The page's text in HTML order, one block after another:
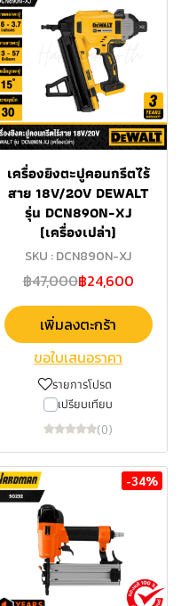
เครื่องยิงตะปูคอนกรีตไร้
สาย 18V/20V DEWALT
รุ่น DCN890N-XJ
(เครื่องเปล่า)
SKU : DCN890N-XJ
฿47,000฿24,600
เพิ่มลงตะกร้า
ขอใบเสนอราคา
รายการโปรด
เปรียบเทียบ
(0)
-34%